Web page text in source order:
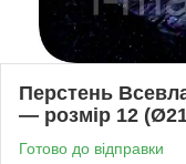
Перстень
— розмір 12
Готово до відправки